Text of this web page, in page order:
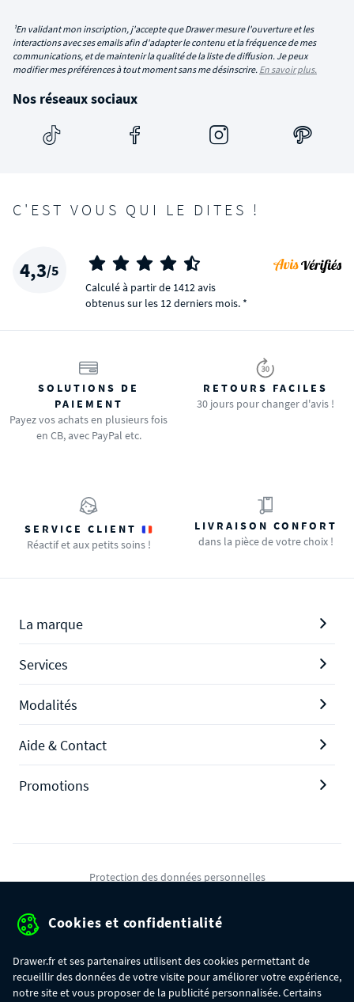
¹En validant mon inscription, j'accepte que Drawer mesure l'ouverture et les
interactions avec ses emails afin d'adapter le contenu et la fréquence de mes
communications, et de maintenir la qualité de la liste de diffusion. Je peux
modifier mes préférences à tout moment sans me désinscrire. En savoir plus.
Nos réseaux sociaux
C'EST VOUS QUI LE DITES !
4,3/5
Calculé à partir de 1412 avis
obtenus sur les 12 derniers mois. *
SOLUTIONS DE
PAIEMENT
Payez vos achats en plusieurs fois
en CB, avec PayPal etc.
RETOURS FACILES
30 jours pour changer d'avis !
SERVICE CLIENT
Réactif et aux petits soins !
LIVRAISON CONFORT
dans la pièce de votre choix !
La marque
Services
Modalités
Aide & Contact
Promotions
Protection des données personnelles
Gérer mes cookies
Cookies et confidentialité
Drawer.fr et ses partenaires utilisent des cookies permettant de
recueillir des données de votre visite pour améliorer votre expérience,
notre site et vous proposer de la publicité personnalisée. Certains